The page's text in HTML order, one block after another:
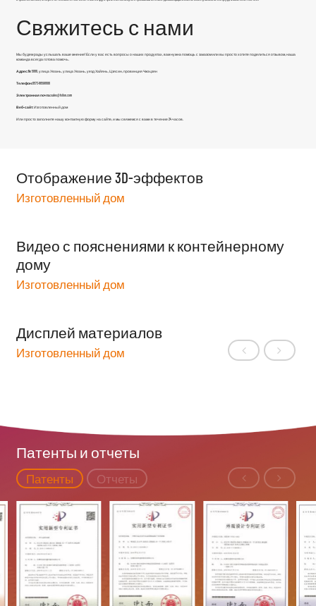
Свяжитесь с нами
Мы будем рады услышать ваше мнение! Если у вас есть вопросы о наших продуктах, вам нужна помощь с заказом или вы просто хотите поделиться отзывом, наша
команда всегда готова помочь.
Адрес:No 5888, улица Уюань, улица Уюань, уезд Хайянь, Цзясин, провинция Чжэцзян
Телефон:0573-86598806
Электронная почта:sales@fsilon.com
Веб-сайт: Изготовленный дом
Или просто заполните нашу контактную форму на сайте, и мы свяжемся с вами в течение 24 часов.
Отображение 3D-эффектов
Изготовленный дом
Видео с пояснениями к контейнерному
дому
Изготовленный дом
Дисплей материалов
Изготовленный дом
Патенты и отчеты
Патенты Отчеты